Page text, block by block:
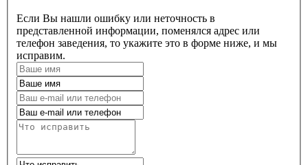
Если Вы нашли ошибку или неточность в
представленной информации, поменялся адрес или
телефон заведения, то укажите это в форме ниже, и мы
исправим.